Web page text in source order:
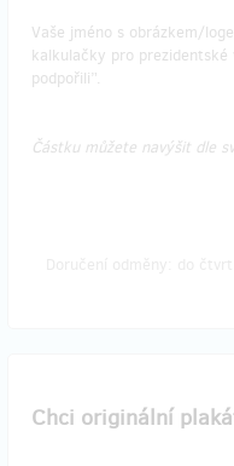
Vaše jméno s obrázkem/
kalkulačky pro
podpořili”.
Částku můžete navýšit dle
Chci originální